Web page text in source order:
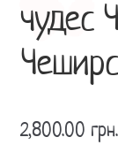
чудес
2,800.00 грн.